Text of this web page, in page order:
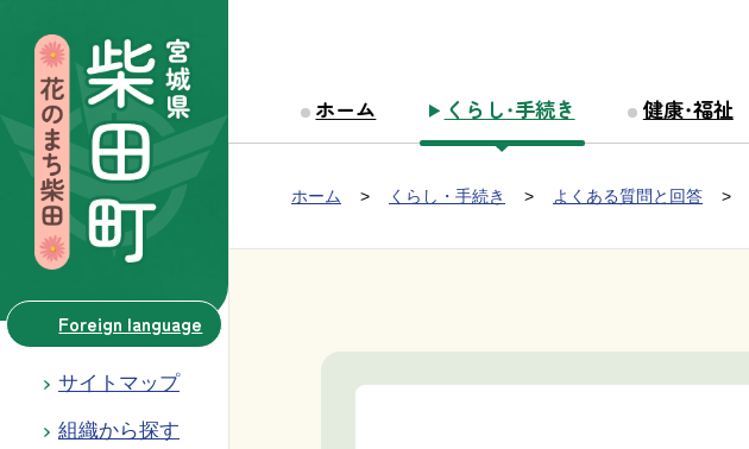
Foreign language
サイトマップ
組織から探す
Group NAV
ホーム くらし・手続き 健康・福祉
現在位置：
ホーム くらし・手続き よくある質問と回答